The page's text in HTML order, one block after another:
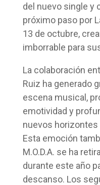
del nuevo single y
próximo paso por
13 de octubre,
imborrable para
La colaboración
Ruiz ha generado
escena musical,
emotividad y
nuevos horizontes
Esta emoción
M.O.D.A. se ha
durante este año
descanso. Los